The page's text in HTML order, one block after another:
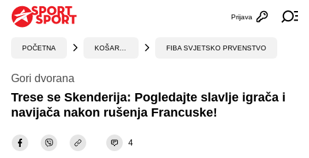
Otvori
Prijava
POČETNA FIBA SVJETSKO PRVENSTVO
Gori dvorana
Trese se Skenderija: Pogledajte slavlje igrača i
navijača nakon rušenja Francuske!
4